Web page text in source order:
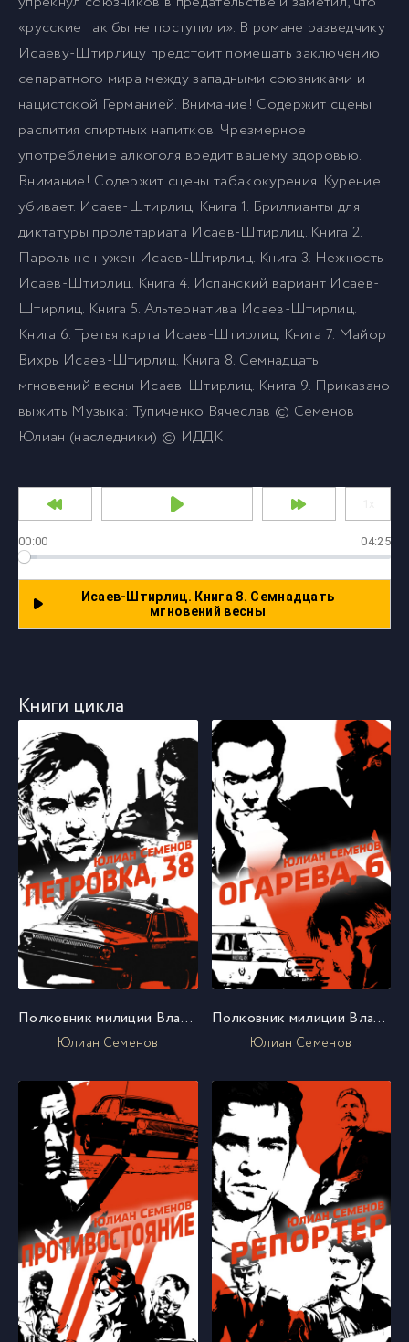
«русские так бы не поступили». В романе разведчику
Исаеву-Штирлицу предстоит помешать заключению
сепаратного мира между западными союзниками и
нацистской Германией. Внимание! Содержит сцены
распития спиртных напитков. Чрезмерное
употребление алкоголя вредит вашему здоровью.
Внимание! Содержит сцены табакокурения. Курение
убивает. Исаев-Штирлиц. Книга 1. Бриллианты для
диктатуры пролетариата Исаев-Штирлиц. Книга 2.
Пароль не нужен Исаев-Штирлиц. Книга 3. Нежность
Исаев-Штирлиц. Книга 4. Испанский вариант Исаев-
Штирлиц. Книга 5. Альтернатива Исаев-Штирлиц.
Книга 6. Третья карта Исаев-Штирлиц. Книга 7. Майор
Вихрь Исаев-Штирлиц. Книга 8. Семнадцать
мгновений весны Исаев-Штирлиц. Книга 9. Приказано
выжить Музыка: Тупиченко Вячеслав © Семенов
Юлиан (наследники) © ИДДК
00:00 04:25
Исаев-Штирлиц. Книга 8. Семнадцать
мгновений весны
Книги цикла
Полковник милиции Владислав Костенко. Книга 1. Петровка, 38
Юлиан Семенов
Полковник милиции Владислав Костенко. Книга 2. Огарева, 6
Юлиан Семенов